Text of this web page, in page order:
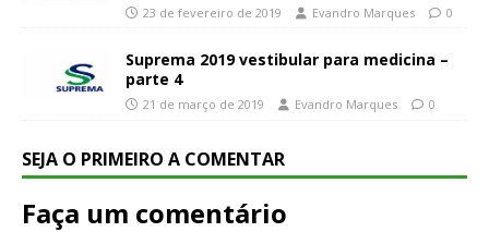
23 de fevereiro de 2019 Evandro Marques 0
Suprema 2019 vestibular para medicina –
parte 4
21 de março de 2019 Evandro Marques 0
SEJA O PRIMEIRO A COMENTAR
Faça um comentário